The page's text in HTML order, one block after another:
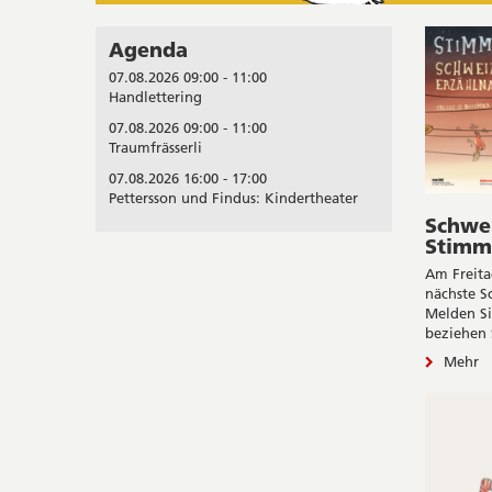
Agenda
07.08.2026 09:00 - 11:00
Handlettering
07.08.2026 09:00 - 11:00
Traumfrässerli
07.08.2026 16:00 - 17:00
Pettersson und Findus: Kindertheater
Am
nächste
Melden
beziehen
Mehr